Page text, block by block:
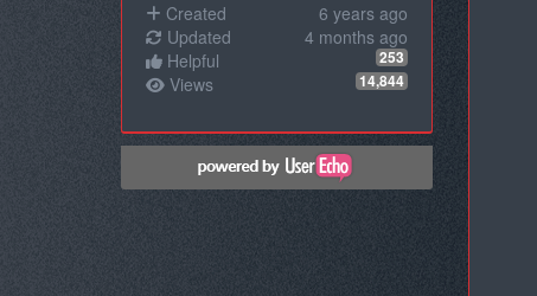
6 years ago
Created
4 months ago
Updated
253
Helpful
14,844
Views